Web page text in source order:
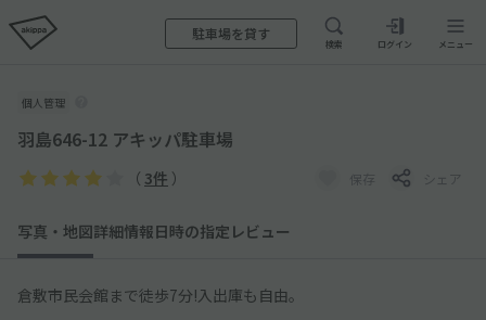
駐車場を貸す
検索 ログイン メニュー
個人管理
羽島646-12 アキッパ駐車場
（ 3件 ） 保存 シェア
写真・地図詳細情報日時の指定 レビュー
倉敷市民会館まで徒歩7分!入出庫も自由。